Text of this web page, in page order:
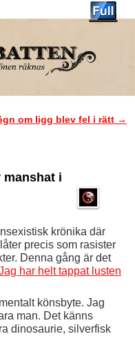
om ligg blev fel i rätt →
manshat i
krönika där
precis som rasister
Denna gång är det
har helt tappat lusten
könsbyte. Jag
man. Det känns
dinosaurie, silverfisk